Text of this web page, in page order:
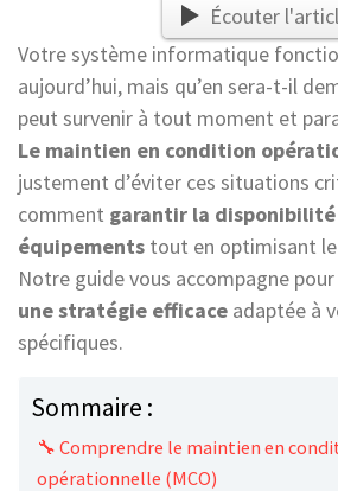
Écouter
Votre système informatique
aujourd’hui, mais qu’en sera-t-il
peut survenir à tout moment et
Le maintien en condition
justement d’éviter ces situations
comment garantir la disponibilité
équipements tout en optimisant
Notre guide vous accompagne pour
une stratégie efficace adaptée à
spécifiques.
Sommaire :
🔧 Comprendre le maintien en
opérationnelle (MCO)